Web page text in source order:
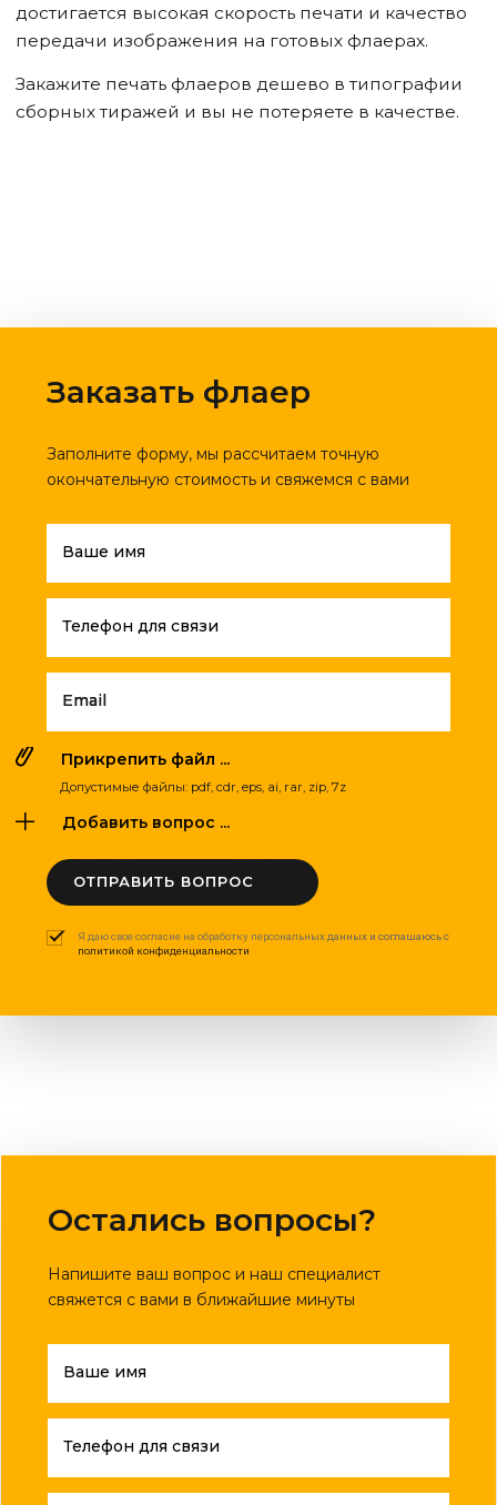
достигается высокая скорость печати и качество
передачи изображения на готовых флаерах.
Закажите печать флаеров дешево в типографии
сборных тиражей и вы не потеряете в качестве.
Заказать флаер
Заполните форму, мы рассчитаем точную
окончательную стоимость и свяжемся с вами
Ваше имя
Телефон для связи
Email
Прикрепить файл ...
Допустимые файлы: pdf, cdr, eps, ai, rar, zip, 7z
Добавить вопрос ...
ОТПРАВИТЬ ВОПРОС
Я даю свое согласие на обработку персональных данных и соглашаюсь с
политикой конфиденциальности
Остались вопросы?
Напишите ваш вопрос и наш специалист
свяжется с вами в ближайшие минуты
Ваше имя
Телефон для связи